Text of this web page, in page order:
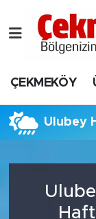
ÇEKMEKÖY
Ulubey
Nöbetçi
Hava
Namaz
Süper